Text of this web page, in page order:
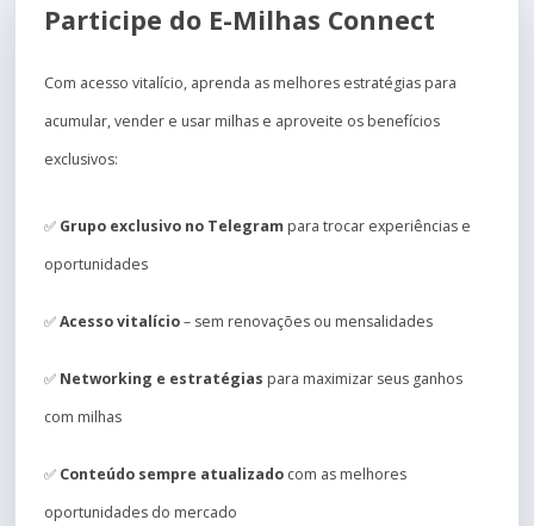
Participe do E-Milhas Connect
Com acesso vitalício, aprenda as melhores estratégias para
acumular, vender e usar milhas e aproveite os benefícios
exclusivos:
✅ Grupo exclusivo no Telegram para trocar experiências e
oportunidades
✅Acesso vitalício– sem renovações ou mensalidades
✅ Networking e estratégias para maximizar seus ganhos
com milhas
✅ Conteúdo sempre atualizado com as melhores
oportunidades do mercado